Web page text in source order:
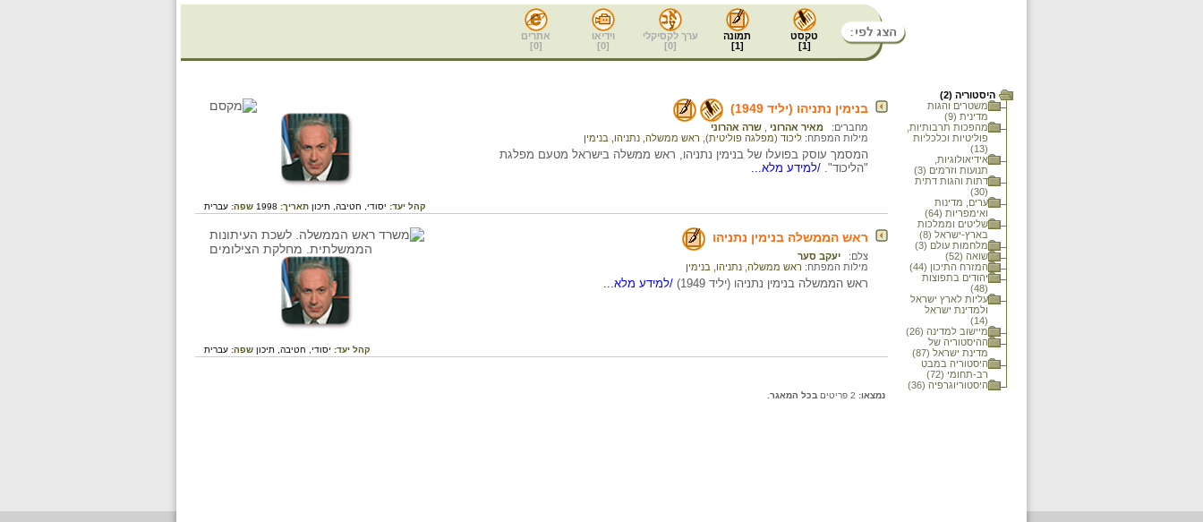
טקסט
[
1
]
תמונה
[
1
]
ערך לקסיקלי
[
0
]
וידיאו
[
0
]
אתרים
[
0
]
היסטוריה (2)
משטרים והגות
מדינית (9)
מהפכות תרבותיות,
פוליטיות וכלכליות
(13)
אידיאולוגיות,
תנועות וזרמים (3)
דתות והגות דתית
(30)
ערים, מדינות
ואימפריות (64)
שליטים וממלכות
בארץ-ישראל (8)
מלחמות עולם (3)
שואה (52)
המזרח התיכון (44)
יהודים בתפוצות
(48)
עליות לארץ ישראל
ולמדינת ישראל
(14)
מיישוב למדינה (26)
ההיסטוריה של
מדינת ישראל (87)
היסטוריה במבט
רב-תחומי (72)
היסטוריוגרפיה (36)
בנימין נתניהו (יליד 1949)
מחברים: מאיר אהרוני
שרה אהרוני
מילות המפתח: ליכוד (מפלגה פוליטית) ראש ממשלה נתניהו, בנימין
המסמך עוסק בפועלו של בנימין נתניהו, ראש ממשלה בישראל מטעם מפלגת
"הליכוד". /למידע מלא...
קהל יעד: יסודי, חטיבה, תיכון תאריך: 1998 שפה: עברית
ראש הממשלה בנימין נתניהו
צלם:
יעקב סער
מילות המפתח: ראש ממשלה נתניהו, בנימין
ראש הממשלה בנימין נתניהו (יליד 1949) /למידע מלא...
קהל יעד: יסודי, חטיבה, תיכון שפה: עברית
נמצאו: בכל המאגר.